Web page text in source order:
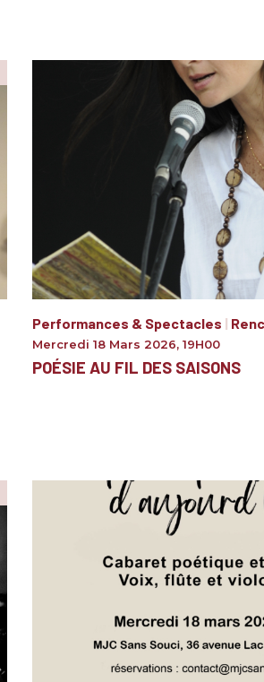
Performances & Spectacles |
Mercredi 18 Mars 2026, 19H00
POÉSIE AU FIL DES SAISONS